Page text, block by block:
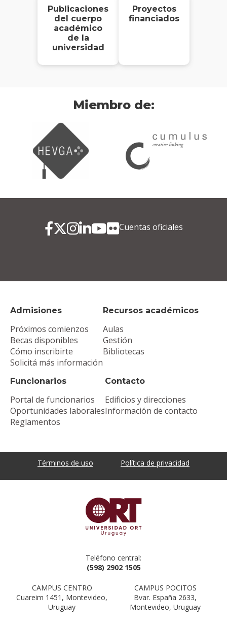
Publicaciones
del cuerpo
académico
de la
universidad
Proyectos
financiados
Miembro de:
Admisiones
Próximos comienzos
Becas disponibles
Cómo inscribirte
Solicitá más información
Recursos académicos
Aulas
Gestión
Bibliotecas
Funcionarios
Portal de funcionarios
Oportunidades laborales
Reglamentos
Contacto
Edificios y direcciones
Información de contacto
Cuentas oficiales
Términos de uso Política de privacidad
Teléfono central:
(598) 2902 1505
CAMPUS CENTRO
Cuareim 1451, Montevideo,
Uruguay
CAMPUS POCITOS
Bvar. España 2633,
Montevideo, Uruguay